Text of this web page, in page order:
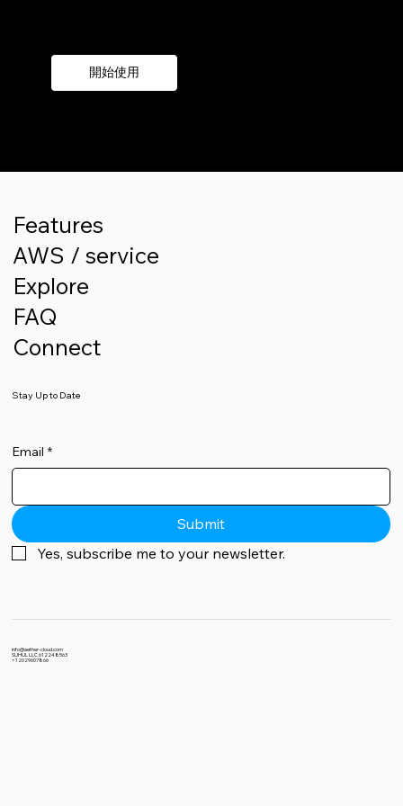
開始使用
Features
AWS / service
Explore
FAQ
Connect
Stay Up to Date
Email *
Submit
Yes, subscribe me to your newsletter.
info@aether-cloud.com
SUHUL LLC 612248563
+12029607866